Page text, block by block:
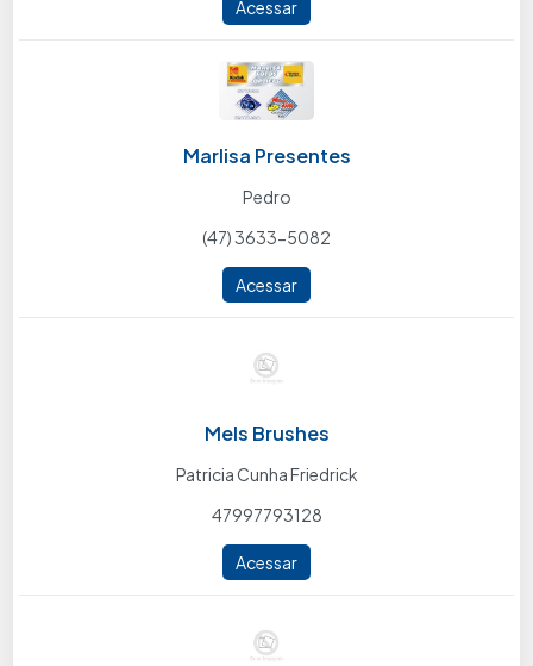
Acessar
Marlisa Presentes
Pedro
(47) 3633-5082
Acessar
Mels Brushes
Patricia Cunha Friedrick
47997793128
Acessar